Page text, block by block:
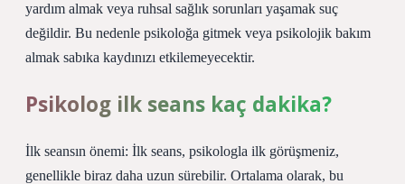
yardım almak veya ruhsal sağlık sorunları yaşamak suç
değildir. Bu nedenle psikoloğa gitmek veya psikolojik bakım
almak sabıka kaydınızı etkilemeyecektir.
Psikolog ilk seans kaç dakika?
İlk seansın önemi: İlk seans, psikologla ilk görüşmeniz,
genellikle biraz daha uzun sürebilir. Ortalama olarak, bu